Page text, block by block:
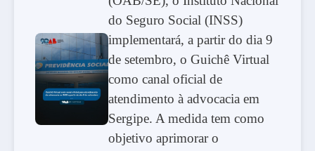
do Seguro Social (INSS)
implementará, a partir do dia 9
de setembro, o Guichê Virtual
como canal oficial de
atendimento à advocacia em
Sergipe. A medida tem como
objetivo aprimorar o